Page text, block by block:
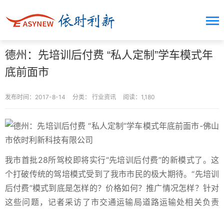
德州：先培训后付费 “私人定制”学车模式年
底前面市
发布时间：2017-8-14 分类： 行业资讯 阅读：1,180
我市首批28所驾校即将实行“先培训后付费”的新模式了。这
个打破传统的驾培模式受到了我市市民的极大期待。“先培训
后付费”模式到底是怎样的？价格如何？推广情况怎样？针对
这些问题，记者采访了市交通运输局道路运输处相关负责